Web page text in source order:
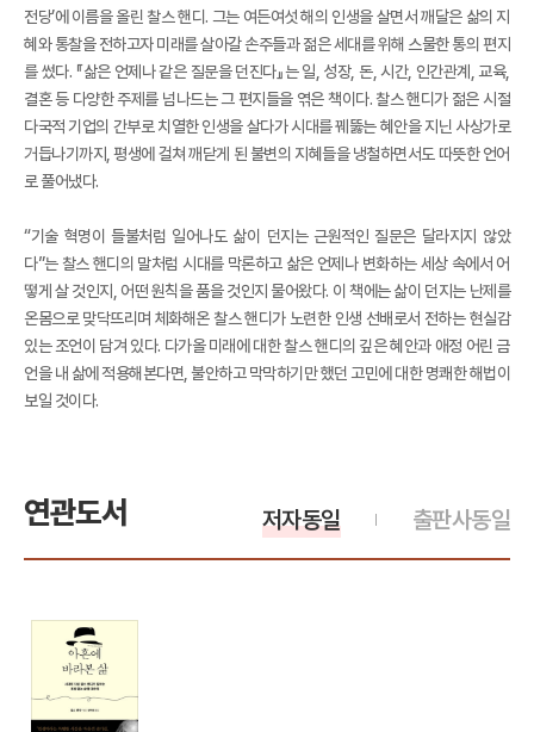
전당’에 이름을 올린 찰스 핸디. 그는 여든여섯 해의 인생을 살면서 깨달은 삶의 지
혜와 통찰을 전하고자 미래를 살아갈 손주들과 젊은 세대를 위해 스물한 통의 편지
를 썼다. 『삶은 언제나 같은 질문을 던진다』는 일, 성장, 돈, 시간, 인간관계, 교육,
결혼 등 다양한 주제를 넘나드는 그 편지들을 엮은 책이다. 찰스 핸디가 젊은 시절
다국적 기업의 간부로 치열한 인생을 살다가 시대를 꿰뚫는 혜안을 지닌 사상가로
거듭나기까지, 평생에 걸쳐 깨닫게 된 불변의 지혜들을 냉철하면서도 따뜻한 언어
로 풀어냈다.
“기술 혁명이 들불처럼 일어나도 삶이 던지는 근원적인 질문은 달라지지 않았
다”는 찰스 핸디의 말처럼 시대를 막론하고 삶은 언제나 변화하는 세상 속에서 어
떻게 살 것인지, 어떤 원칙을 품을 것인지 물어왔다. 이 책에는 삶이 던지는 난제를
온몸으로 맞닥뜨리며 체화해온 찰스 핸디가 노련한 인생 선배로서 전하는 현실감
있는 조언이 담겨 있다. 다가올 미래에 대한 찰스 핸디의 깊은 혜안과 애정 어린 금
언을 내 삶에 적용해본다면, 불안하고 막막하기만 했던 고민에 대한 명쾌한 해법이
보일 것이다.
연관도서 출판사동일
저자동일